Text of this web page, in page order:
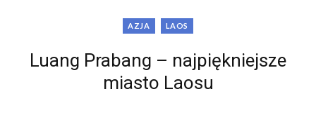
AZJA LAOS
Luang Prabang – najpiękniejsze
miasto Laosu